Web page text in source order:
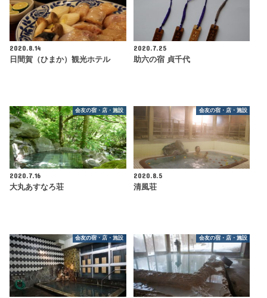
2020.8.14
日間賀（ひまか）観光ホテル
2020.7.25
助六の宿 貞千代
会友の宿・店・施設
2020.7.16
大丸あすなろ荘
会友の宿・店・施設
2020.8.5
清風荘
会友の宿・店・施設 会友の宿・店・施設